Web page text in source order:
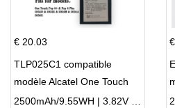
€ 20.03
TLP025C1 compatible
modèle Alcatel One Touch
Pop 4 Plus OT-5056D
2500mAh/9.55WH | 3.82V | Li-ion ...